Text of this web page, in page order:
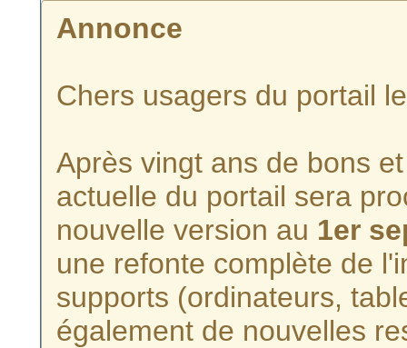
Annonce
Chers usagers du portail
Après vingt ans de bons
actuelle du portail sera
nouvelle version au 1er
une refonte complète de
supports (ordinateurs,
également de nouvelles